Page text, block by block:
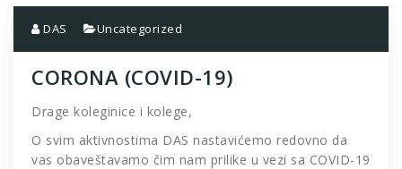
DAS Uncategorized
CORONA (COVID-19)
Drage koleginice i kolege,
O svim aktivnostima DAS nastavićemo redovno da
vas obaveštavamo čim nam prilike u vezi sa COVID-19